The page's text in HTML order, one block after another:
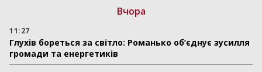
Вчора
11:27
Глухів бореться за світло: Романько об’єднує зусилля
громади та енергетиків